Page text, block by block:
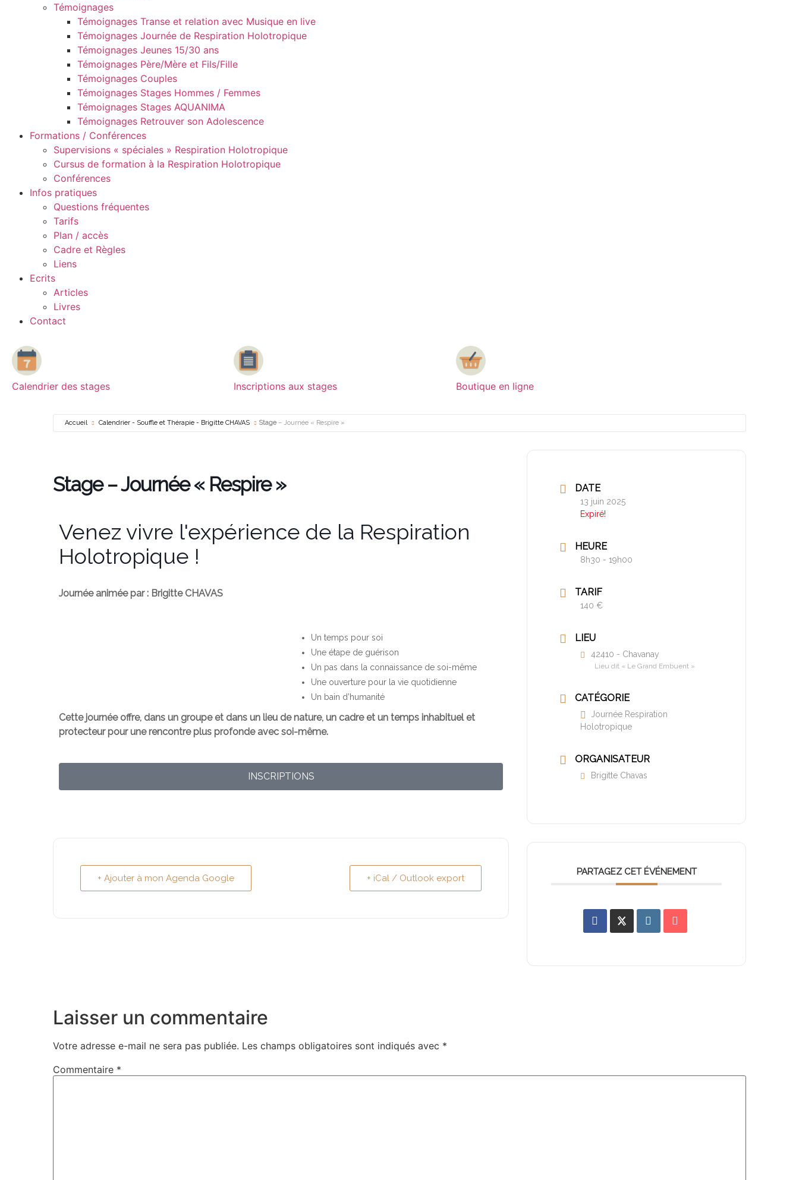
Témoignages
Témoignages Transe et relation avec Musique en live
Témoignages Journée de Respiration Holotropique
Témoignages Jeunes 15/30 ans
Témoignages Père/Mère et Fils/Fille
Témoignages Couples
Témoignages Stages Hommes / Femmes
Témoignages Stages AQUANIMA
Témoignages Retrouver son Adolescence
Formations / Conférences
Supervisions « spéciales » Respiration Holotropique
Cursus de formation à la Respiration Holotropique
Conférences
Infos pratiques
Questions fréquentes
Tarifs
Plan / accès
Cadre et Règles
Liens
Ecrits
Articles
Livres
Contact
Calendrier des stages Inscriptions aux stages Boutique en ligne
Accueil Calendrier - Souffle et Thérapie - Brigitte CHAVAS Stage– Journée « Respire »
Stage– Journée « Respire »
Venez vivre l'expérience de la Respiration
Holotropique !
Journée animée par : Brigitte CHAVAS
Un temps pour soi
Une étape de guérison
Un pas dans la connaissance de soi-même
Une ouverture pour la vie quotidienne
Un bain d’humanité
Cette journée offre, dans un groupe et dans un lieu de nature, un cadre et un temps inhabituel et
protecteur pour une rencontre plus profonde avec soi-même.
INSCRIPTIONS
+ Ajouter à mon Agenda Google + iCal / Outlook export
DATE
13 juin 2025
Expiré!
HEURE
8h30 - 19h00
TARIF
140 €
LIEU
42410 - Chavanay
Lieu dit « Le Grand Embuent »
CATÉGORIE
Journée Respiration
Holotropique
ORGANISATEUR
Brigitte Chavas
PARTAGEZ CET ÉVÉNEMENT
Laisser un commentaire
Votre adresse e-mail ne sera pas publiée. Les champs obligatoires sont indiqués avec *
Commentaire *